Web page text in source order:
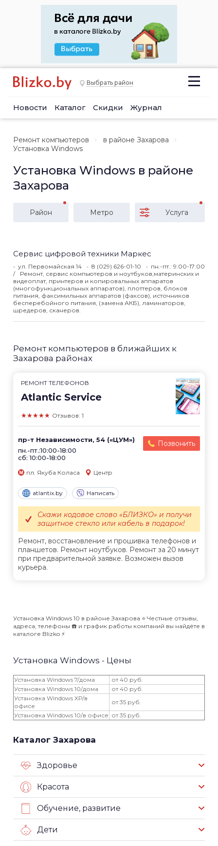
Выбрать район
Новости Каталог Скидки Журнал
Ремонт компьютеров
в районе Захарова
Установка Windows
Установка Windows в районе
Захарова
Район Метро Услуга
Сервис цифровой техники Маркес
ул. Первомайская 14 8 (029) 626-01-10
пн.-пт.: 9:00-17:00
Ремонт, сервис компьютеров и ноутбуков,материнских и
видеоплат, принтеров и копировальных аппаратов
(многофункциональных аппаратов), плоттеров, блоков
питания, факсимильных аппаратов (факсов), источников
бесперебойного питания, (замена АКБ), ламинаторов,
шредеров, сканеров.
Ремонт компьютеров в ближайших к
Захарова районах
РЕМОНТ ТЕЛЕФОНОВ
Atlantic Service
★★★★★ Отзывов: 1
пр-т Независимости, 54 («ЦУМ»)
пн.-пт.:10:00-18:00
сб: 10:00-18:00
Позвонить
пл. Якуба Коласа Центр
atlantix.by Написать
Ремонт, восстановление и прошивка телефонов и
планшетов. Ремонт ноутбуков. Ремонт за 20 минут
при предварительной заявке. Возможен вызов
курьера.
Скажи кодовое слово «БЛИЗКО» и получи
защитное стекло или кабель в подарок!
Установка Windows 10 в районе Захарова ⭐️ Честные отзывы,
адреса, телефоны ☎️ и график работы компаний вы найдёте в
каталоге Blizko ⚡️
Установка Windows - Цены
Установка Windows 7/дома
от 40 руб.
Установка Windows 10/дома
от 40 руб.
Установка Windows XP/в
офисе
от 35 руб.
Установка Windows 10/в офисе от 35 руб.
Каталог Захарова
Здоровье
Красота
Обучение, развитие
Дети